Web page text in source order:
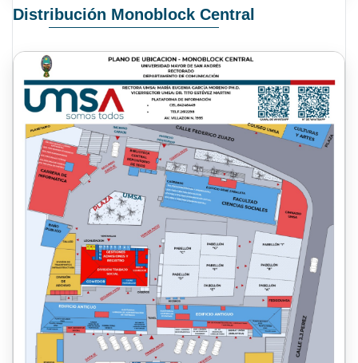
Distribución Monoblock Central